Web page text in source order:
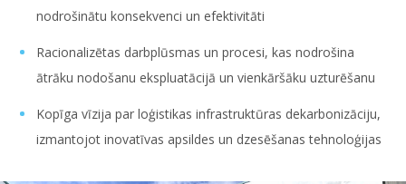
nodrošinātu konsekvenci un efektivitāti
Racionalizētas darbplūsmas un procesi, kas nodrošina
ātrāku nodošanu ekspluatācijā un vienkāršāku uzturēšanu
Kopīga vīzija par loģistikas infrastruktūras dekarbonizāciju,
izmantojot inovatīvas apsildes un dzesēšanas tehnoloģijas